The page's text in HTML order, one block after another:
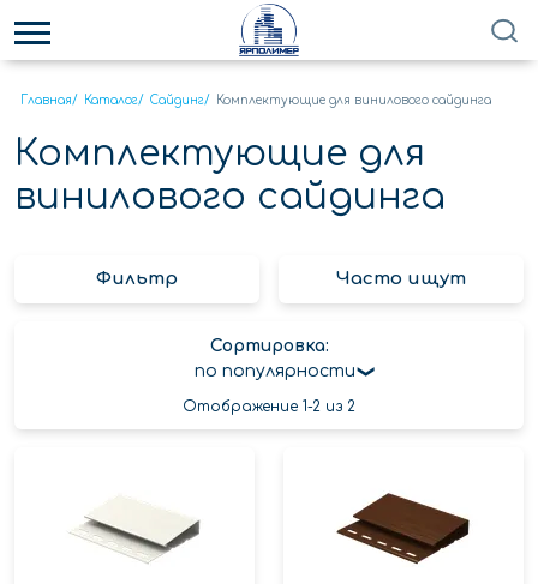
Главная/ Каталог/ Сайдинг/ Комплектующие для винилового сайдинга
Комплектующие для
винилового сайдинга
Фильтр Часто ищут
Сортировка:
по популярности
Отображение 1-2 из 2